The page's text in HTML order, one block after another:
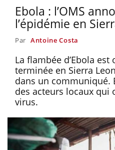
Ebola : l’OMS
l’épidémie en
Par Antoine Costa
La flambée d’Ebola
terminée en Sierra
dans un communiqué.
des acteurs locaux qui
virus.